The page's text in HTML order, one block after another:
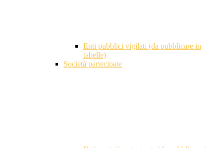
Enti pubblici vigilati (da pubblicare in
tabelle)
Società partecipate